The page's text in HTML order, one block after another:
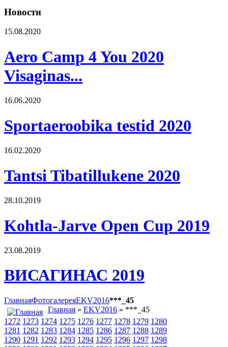
Новости
15.08.2020
Aero Camp 4 You 2020
Visaginas...
16.06.2020
Sportaeroobika testid 2020
16.02.2020
Tantsi Tibatillukene 2020
28.10.2019
Kohtla-Jarve Open Cup 2019
23.08.2019
ВИСАГИНАС 2019
ГлавнаяФотогалереяEKV2016***_45
Главная » EKV2016 » ***_45
1272 1273 1274 1275 1276 1277 1278 1279 1280
1281 1282 1283 1284 1285 1286 1287 1288 1289
1290 1291 1292 1293 1294 1295 1296 1297 1298